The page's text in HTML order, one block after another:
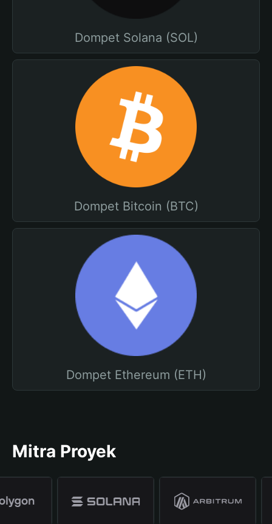
Dompet Solana (SOL)
Dompet Bitcoin (BTC)
Dompet Ethereum (ETH)
Mitra Proyek